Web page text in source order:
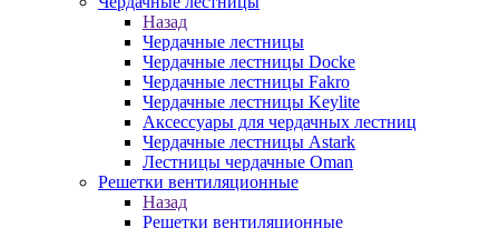
Назад
Чердачные лестницы
Чердачные лестницы Docke
Чердачные лестницы Fakro
Чердачные лестницы Keylite
Аксессуары для чердачных лестниц
Чердачные лестницы Astark
Лестницы чердачные Oman
Решетки вентиляционные
Назад
Решетки вентиляционные